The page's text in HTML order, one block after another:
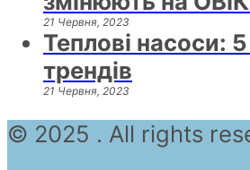
21 Червня, 2023
Теплові насоси:
трендів
21 Червня, 2023
© 2025 . All rights